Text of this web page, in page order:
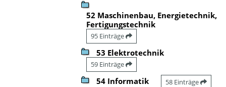
52 Maschinenbau, Energietechnik,
Fertigungstechnik
95 Einträge
53 Elektrotechnik
59 Einträge
54 Informatik 58 Einträge